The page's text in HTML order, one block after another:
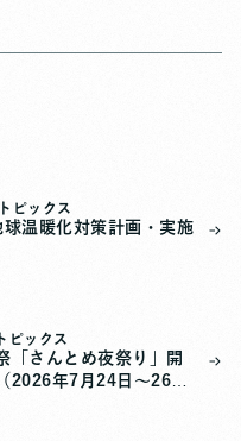
トピックス
温暖化対策計画・実施
トピックス
「さんとめ夜祭り」開
2026年7月24日～26